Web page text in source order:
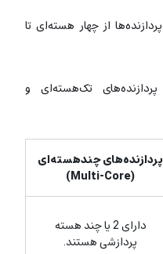
از چهار هسته‌ای تا
تک‌هسته‌ای و
پردازنده‌های چندهسته‌ای
(Multi-Core)
دارای 2 یا چند هسته
پردازشی هستند.